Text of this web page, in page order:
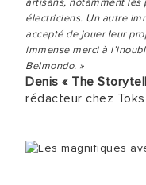
électriciens. Un autre
accepté de jouer leur
immense merci à
Belmondo. »
Denis « The
rédacteur chez